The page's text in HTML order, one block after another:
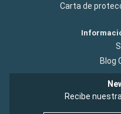
Carta de
Blog
Recibe